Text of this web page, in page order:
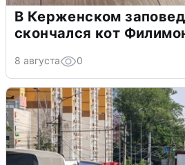
В Керженском
скончался кот
8 августа 0